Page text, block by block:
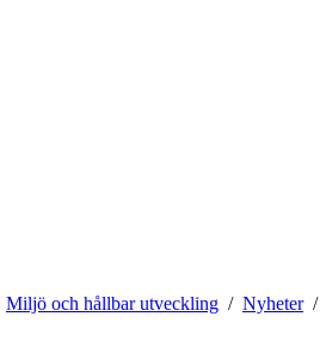
Miljö och hållbar utveckling Nyheter